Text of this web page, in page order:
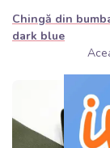
Chingă din
dark blue